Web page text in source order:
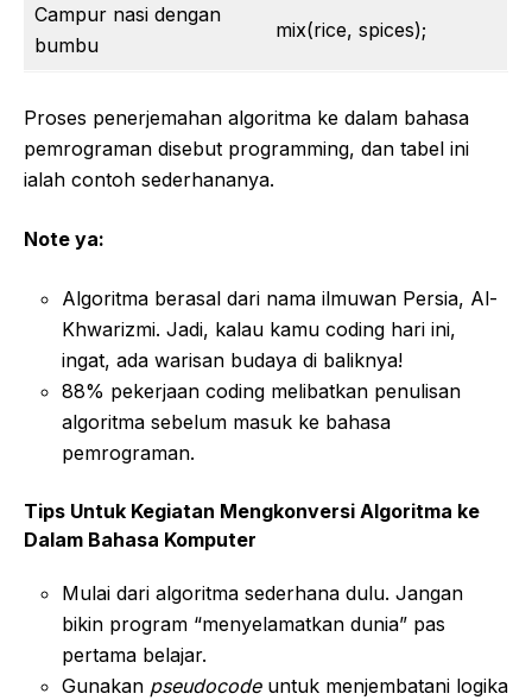
Campur nasi dengan
bumbu
mix(rice, spices);
Proses penerjemahan algoritma ke dalam bahasa
pemrograman disebut programming, dan tabel ini
ialah contoh sederhananya.
Note ya:
Algoritma berasal dari nama ilmuwan Persia, Al-
Khwarizmi. Jadi, kalau kamu coding hari ini,
ingat, ada warisan budaya di baliknya!
88% pekerjaan coding melibatkan penulisan
algoritma sebelum masuk ke bahasa
pemrograman.
Tips Untuk Kegiatan Mengkonversi Algoritma ke
Dalam Bahasa Komputer
Mulai dari algoritma sederhana dulu. Jangan
bikin program “menyelamatkan dunia” pas
pertama belajar.
Gunakan pseudocodeuntuk menjembatani logika